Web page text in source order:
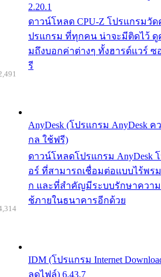
2.20.1
ดาวน์โหลด CPU-Z โปรแกรมวัด
ปรแกรม ที่ทุกคน น่าจะมีติดไว้ ดู
มถึงบอกค่าต่างๆ ทั้งฮารด์แวร์ ซ
รี
AnyDesk (โปรแกรม AnyDesk
กล ใช้ฟรี)
ดาวน์โหลดโปรแกรม AnyDesk
อร์ ที่สามารถเชื่อมต่อแบบไร้พร
ก และที่สำคัญมีระบบรักษาควา
ช้ภายในธนาคารอีกด้วย
IDM (โปรแกรม Internet
ลดไฟล์) 6.43.7